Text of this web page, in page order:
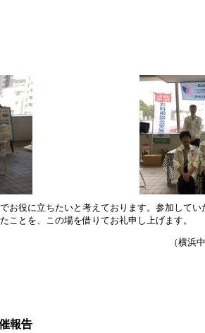
お役に立ちたいと考えております。参加して
ことを、この場を借りてお礼申し上げます。
（横
報告